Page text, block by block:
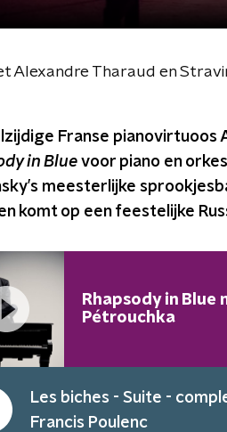
Alexandre Tharaud en
Franse pianovirtuoos
in Blue voor piano en
meesterlijke
komt op een feestelijke
Rhapsody in Blue
Pétrouchka
Les biches - Suite -
Francis Poulenc